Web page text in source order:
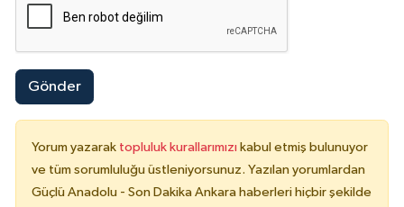
Gönder
Yorum yazarak topluluk kurallarımızı kabul etmiş bulunuyor
ve tüm sorumluluğu üstleniyorsunuz. Yazılan yorumlardan
Güçlü Anadolu - Son Dakika Ankara haberleri hiçbir şekilde